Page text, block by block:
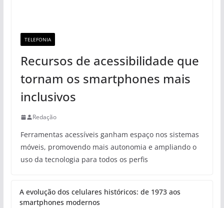
TELEFONIA
Recursos de acessibilidade que
tornam os smartphones mais
inclusivos
Redação
Ferramentas acessíveis ganham espaço nos sistemas
móveis, promovendo mais autonomia e ampliando o
uso da tecnologia para todos os perfis
A evolução dos celulares históricos: de 1973 aos
smartphones modernos